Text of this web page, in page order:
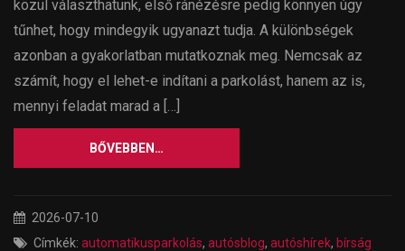
közül választhatunk, első ránézésre pedig könnyen úgy
tűnhet, hogy mindegyik ugyanazt tudja. A különbségek
azonban a gyakorlatban mutatkoznak meg. Nemcsak az
számít, hogy el lehet-e indítani a parkolást, hanem az is,
mennyi feladat marad a […]
BŐVEBBEN…
2026-07-10
Címkék: automatikusparkolás, autósblog, autóshírek, bírság